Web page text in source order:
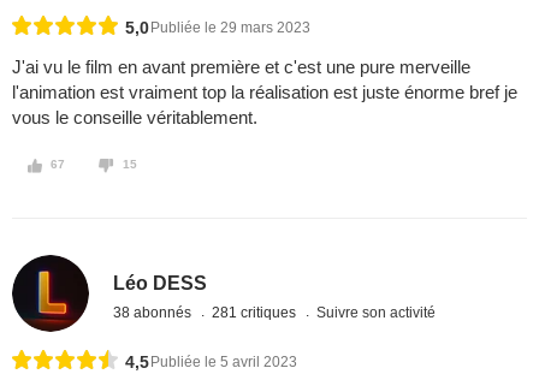
5,0 Publiée le 29 mars 2023
J'ai vu le film en avant première et c'est une pure merveille
l'animation est vraiment top la réalisation est juste énorme bref je
vous le conseille véritablement.
67 15
Léo DESS
38 abonnés 281 critiques Suivre son activité
4,5 Publiée le 5 avril 2023